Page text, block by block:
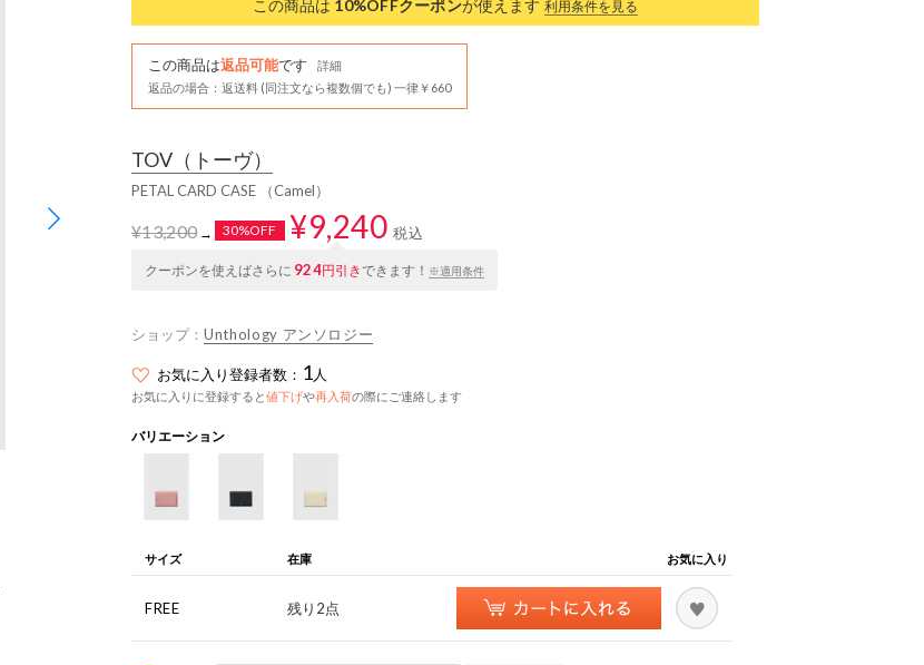
この商品は 10%OFFクーポンが使えます 利用条件を見る
この商品は返品可能です
詳細
返品の場合：返送料 (同注文なら複数個でも) 一律￥660
TOV （トーヴ）
PETAL CARD CASE （Camel）
¥13,200→ 30%OFF ¥9,240 税込
クーポンを使えばさらに 924円引きできます！ ※適用条件
ショップ： Unthology アンソロジー
お気に入り登録者数： 1人
お気に入りに登録すると値下げや再入荷の際にご連絡します
バリエーション
サイズ 在庫 お気に入り
FREE 残り2点